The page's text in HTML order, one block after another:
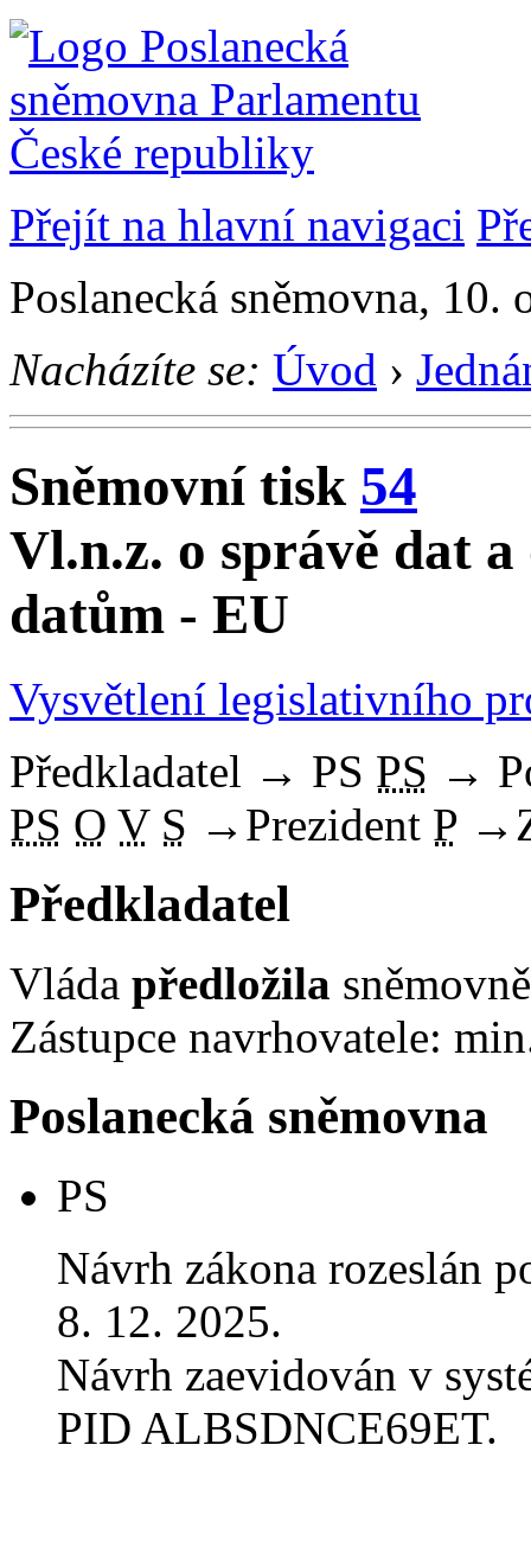
Přejít na hlavní navigaci
Poslanecká sněmovna, 10.
Nacházíte se: Úvod ›
Sněmovní tisk 54
Vl.n.z. o správě dat
datům - EU
Vysvětlení legislativního
Předkladatel → PS PS →
PS O V S → Prezident P →
Předkladatel
Vláda předložila
Zástupce navrhovatele:
Poslanecká sněmovna
PS
Návrh zákona rozeslán
8. 12. 2025.
Návrh zaevidován v
PID ALBSDNCE69ET.